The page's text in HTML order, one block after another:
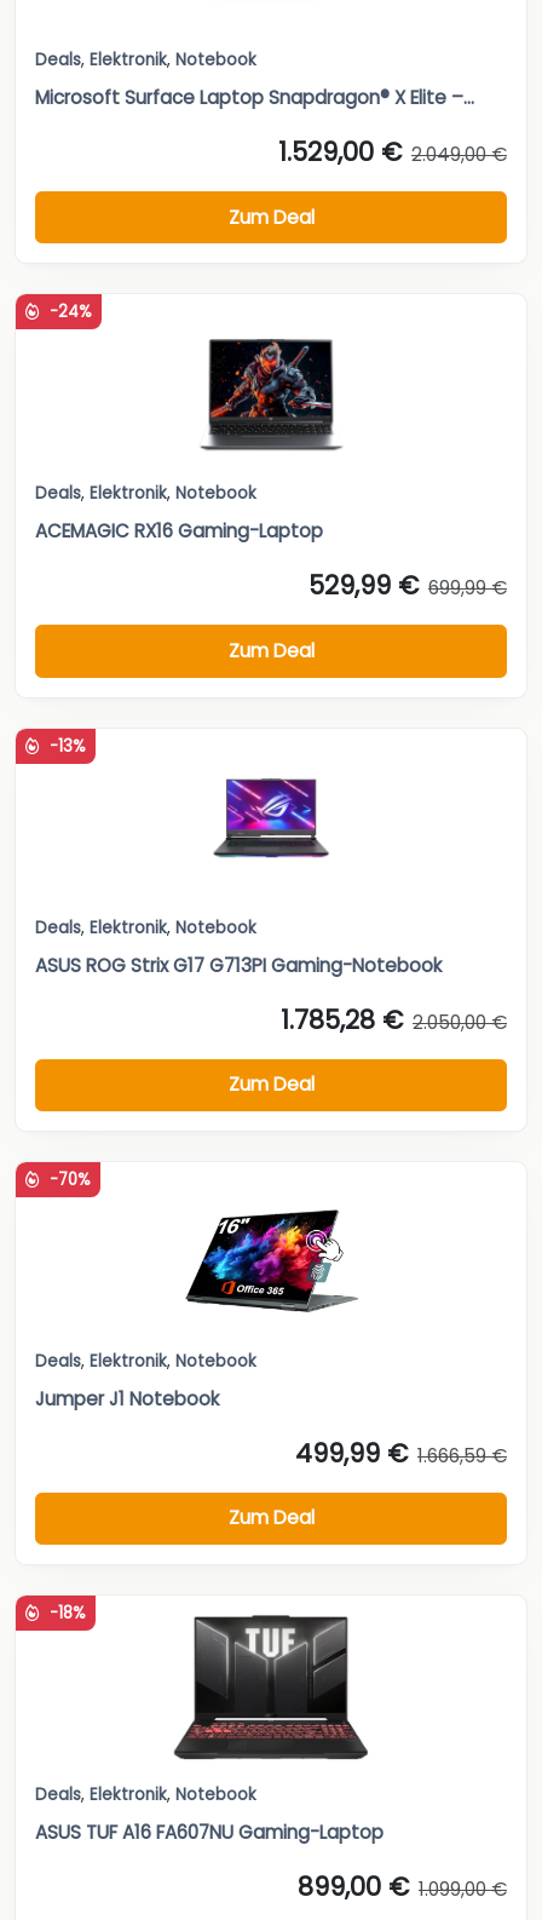
Deals, Elektronik, Notebook
Microsoft Surface Laptop Snapdragon® X Elite –...
1.529,00 € 2.049,00 €
Zum Deal
-24%
Deals, Elektronik, Notebook
ACEMAGIC RX16 Gaming-Laptop
529,99 € 699,99 €
Zum Deal
-13%
Deals, Elektronik, Notebook
ASUS ROG Strix G17 G713PI Gaming-Notebook
1.785,28 € 2.050,00 €
Zum Deal
-70%
Deals, Elektronik, Notebook
Jumper J1 Notebook
499,99 € 1.666,59 €
Zum Deal
-18%
Deals, Elektronik, Notebook
ASUS TUF A16 FA607NU Gaming-Laptop
899,00 € 1.099,00 €